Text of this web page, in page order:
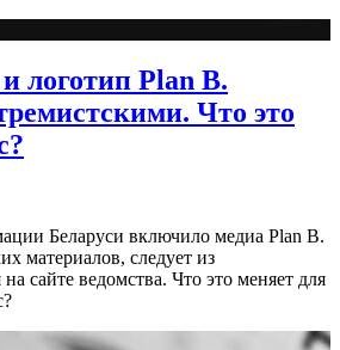
логотип Plan B.
Что это
Беларуси включило медиа Plan B.
материалов, следует из
сайте ведомства. Что это меняет для